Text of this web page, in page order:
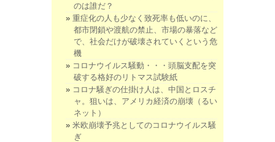
のは誰だ？
重症化の人も少なく致死率も低いのに、
都市閉鎖や渡航の禁止、市場の暴落など
で、社会だけが破壊されていくという危
機
コロナウイルス騒動・・・頭脳支配を突
破する格好のリトマス試験紙
コロナ騒ぎの仕掛け人は、中国とロスチ
ャ。狙いは、アメリカ経済の崩壊（るい
ネット）
米欧崩壊予兆としてのコロナウイルス騒
ぎ